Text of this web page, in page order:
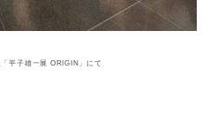
平子雄一展 ORIGIN」にて